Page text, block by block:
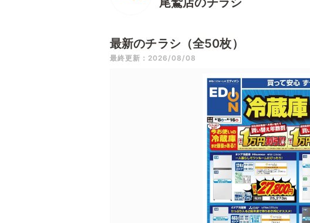
最新のチラシ（全50枚）
最終更新：2026/08/08